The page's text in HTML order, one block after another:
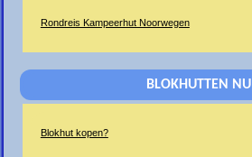
Rondreis Kampeerhut Noorwegen
BLOKHUTTEN NU
Blokhut kopen?